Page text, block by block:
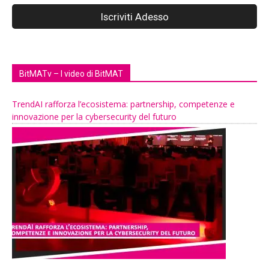
BitMATv – I video di BitMAT
TrendAI rafforza l’ecosistema: partnership, competenze e
innovazione per la cybersecurity del futuro